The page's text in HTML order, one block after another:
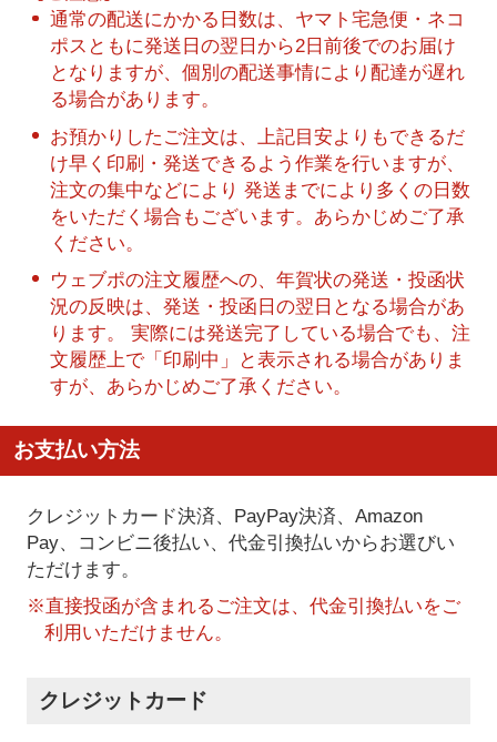
通常の配送にかかる日数は、ヤマト宅急便・ネコ
ポスともに発送日の翌日から2日前後でのお届け
となりますが、個別の配送事情により配達が遅れ
る場合があります。
お預かりしたご注文は、上記目安よりもできるだ
け早く印刷・発送できるよう作業を行いますが、
注文の集中などにより 発送までにより多くの日数
をいただく場合もございます。あらかじめご了承
ください。
ウェブポの注文履歴への、年賀状の発送・投函状
況の反映は、発送・投函日の翌日となる場合があ
ります。 実際には発送完了している場合でも、注
文履歴上で「印刷中」と表示される場合がありま
すが、あらかじめご了承ください。
お支払い方法
クレジットカード決済、PayPay決済、Amazon
Pay、コンビニ後払い、代金引換払いからお選びい
ただけます。
※直接投函が含まれるご注文は、代金引換払いをご
利用いただけません。
クレジットカード